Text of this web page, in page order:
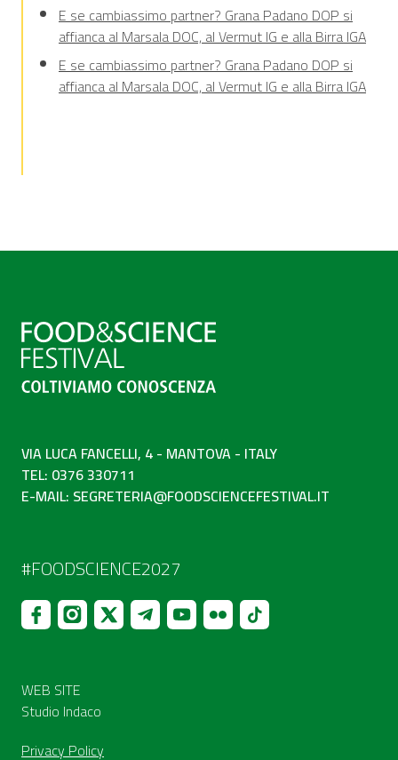
E se cambiassimo partner? Grana Padano DOP si
affianca al Marsala DOC, al Vermut IG e alla Birra IGA
E se cambiassimo partner? Grana Padano DOP si
affianca al Marsala DOC, al Vermut IG e alla Birra IGA
VIA LUCA FANCELLI, 4 - MANTOVA - ITALY
TEL: 0376 330711
E-MAIL: SEGRETERIA@FOODSCIENCEFESTIVAL.IT
#FOODSCIENCE2027
WEB SITE
Studio Indaco
Privacy Policy